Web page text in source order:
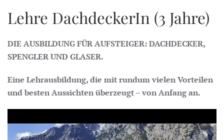
Lehre DachdeckerIn (3 Jahre)
DIE AUSBILDUNG FÜR AUFSTEIGER: DACHDECKER,
SPENGLER UND GLASER.
Eine Lehrausbildung, die mit rundum vielen Vorteilen
und besten Aussichten überzeugt – von Anfang an.